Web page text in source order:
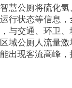
慧公厕将硫化氢
行状态等信息
与交通、环卫
域公厕人流量激
出现客流高峰